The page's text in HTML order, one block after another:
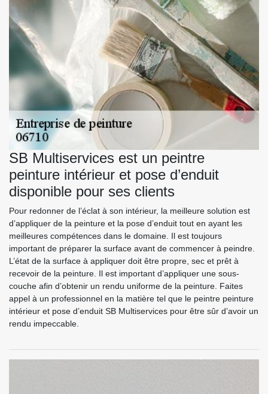
SB Multiservices est un peintre
peinture intérieur et pose d’enduit
disponible pour ses clients
Pour redonner de l’éclat à son intérieur, la meilleure solution est
d’appliquer de la peinture et la pose d’enduit tout en ayant les
meilleures compétences dans le domaine. Il est toujours
important de préparer la surface avant de commencer à peindre.
L’état de la surface à appliquer doit être propre, sec et prêt à
recevoir de la peinture. Il est important d’appliquer une sous-
couche afin d’obtenir un rendu uniforme de la peinture. Faites
appel à un professionnel en la matière tel que le peintre peinture
intérieur et pose d’enduit SB Multiservices pour être sûr d’avoir un
rendu impeccable.